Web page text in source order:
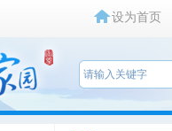
设为首页